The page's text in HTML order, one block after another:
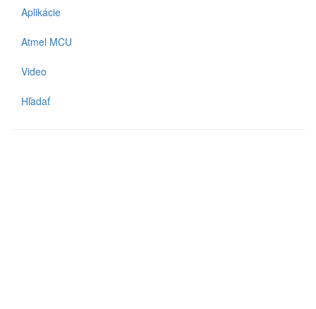
Aplikácie
Atmel MCU
Video
Hľadať